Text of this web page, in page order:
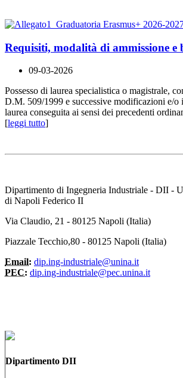
Requisiti, modalità di ammissione e
09-03-2026
Possesso di laurea specialistica o magistrale,
D.M. 509/1999 e successive modificazioni e/o
laurea conseguita ai sensi dei precedenti
[leggi tutto]
Dipartimento di Ingegneria Industriale - DII -
di Napoli Federico II
Via Claudio, 21 - 80125 Napoli (Italia)
Piazzale Tecchio,80 - 80125 Napoli (Italia)
Email: dip.ing-industriale@unina.it
PEC: dip.ing-industriale@pec.unina.it
Dipartimento DII